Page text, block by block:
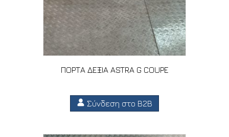
ΠΟΡΤΑ ΔΕΞΙΑ ASTRA G COUPE
Σύνδεση στο B2B